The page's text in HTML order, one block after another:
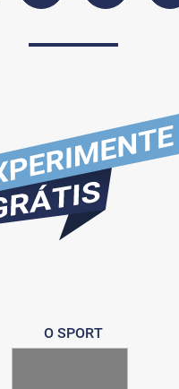
O SPORT